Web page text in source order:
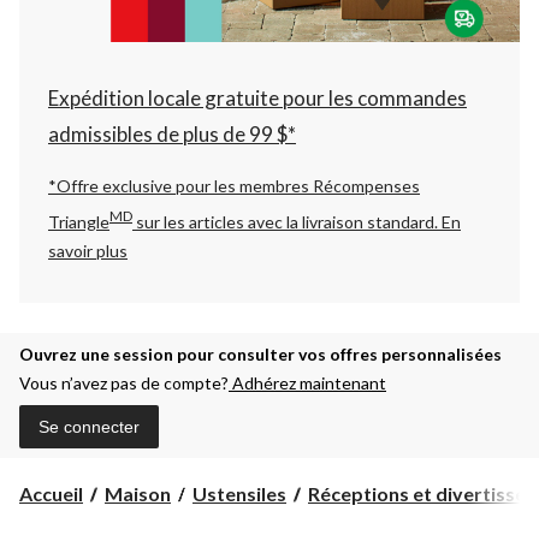
à
22:00
changer
Expédition locale gratuite pour les commandes
admissibles de plus de 99 $*
*Offre exclusive pour les membres Récompenses
TriangleMD sur les articles avec la livraison standard.En
savoir plus
Ouvrez une session pour consulter vos offres personnalisées
Vous n’avez pas de compte? Adhérez maintenant
Se connecter
Accueil Maison Ustensiles Réceptions et